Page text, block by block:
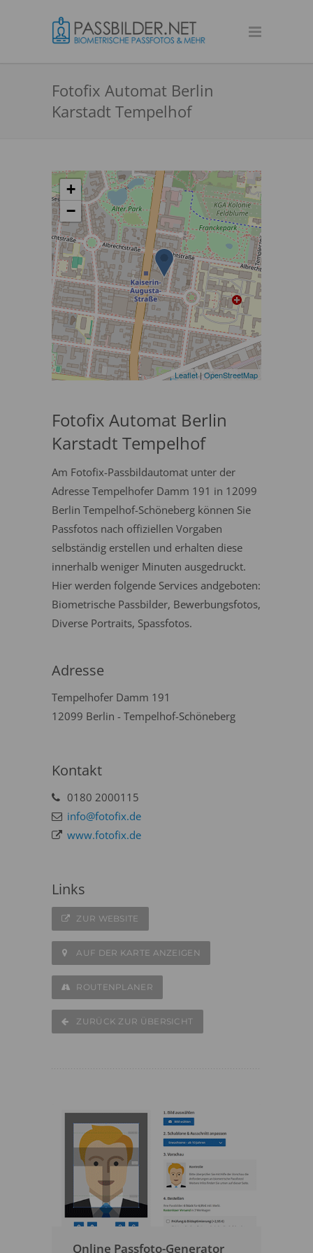
Fotofix Automat Berlin
Karstadt Tempelhof
+
−
Leaflet | OpenStreetMap
Fotofix Automat Berlin
Karstadt Tempelhof
Am Fotofix-Passbildautomat unter der
Adresse Tempelhofer Damm 191 in 12099
Berlin Tempelhof-Schöneberg können Sie
Passfotos nach offiziellen Vorgaben
selbständig erstellen und erhalten diese
innerhalb weniger Minuten ausgedruckt.
Hier werden folgende Services andgeboten:
Biometrische Passbilder, Bewerbungsfotos,
Diverse Portraits, Spassfotos.
Adresse
Tempelhofer Damm 191
12099 Berlin - Tempelhof-Schöneberg
Kontakt
0180 2000115
info@fotofix.de
www.fotofix.de
Links
ZUR WEBSITE
AUF DER KARTE ANZEIGEN
ROUTENPLANER
ZURÜCK ZUR ÜBERSICHT
Online Passfoto-Generator